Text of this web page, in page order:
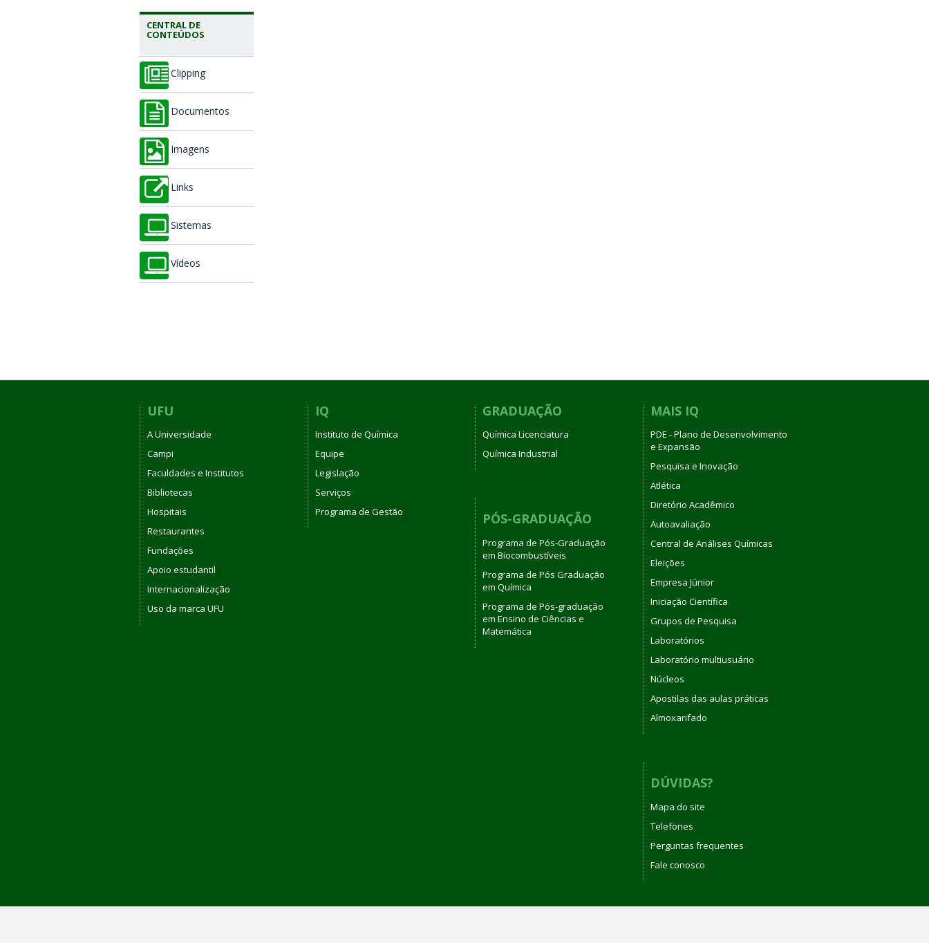
CENTRAL DE
CONTEÚDOS
Clipping
Documentos
Imagens
Links
Sistemas
Vídeos
UFU
A Universidade
Campi
Faculdades e Institutos
Bibliotecas
Hospitais
Restaurantes
Fundações
Apoio estudantil
Internacionalização
Uso da marca UFU
IQ
Instituto de Química
Equipe
Legislação
Serviços
Programa de Gestão
GRADUAÇÃO
Química Licenciatura
Química Industrial
PÓS-GRADUAÇÃO
Programa de Pós-Graduação
em Biocombustíveis
Programa de Pós Graduação
em Química
Programa de Pós-graduação
em Ensino de Ciências e
Matemática
MAIS IQ
PDE - Plano de Desenvolvimento
e Expansão
Pesquisa e Inovação
Atlética
Diretório Acadêmico
Autoavaliação
Central de Análises Químicas
Eleições
Empresa Júnior
Iniciação Científica
Grupos de Pesquisa
Laboratórios
Laboratório multiusuário
Núcleos
Apostilas das aulas práticas
Almoxarifado
DÚVIDAS?
Mapa do site
Telefones
Perguntas frequentes
Fale conosco